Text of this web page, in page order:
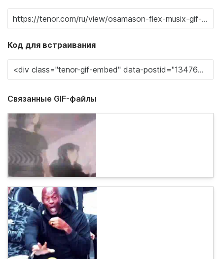
Код для встраивания
Связанные GIF-файлы